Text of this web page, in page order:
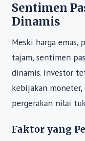
Sentimen
Dinamis
Meski harga emas,
tajam, sentimen
dinamis. Investor
kebijakan
pergerakan nilai
Faktor yang